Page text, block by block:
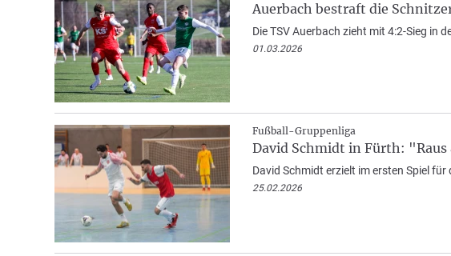
Auerbach bestraft die
Die TSV Auerbach zieht mit 4:2-Sieg in
01.03.2026
Fußball-Gruppenliga
David Schmidt in Fürth:
David Schmidt erzielt im ersten Spiel
25.02.2026